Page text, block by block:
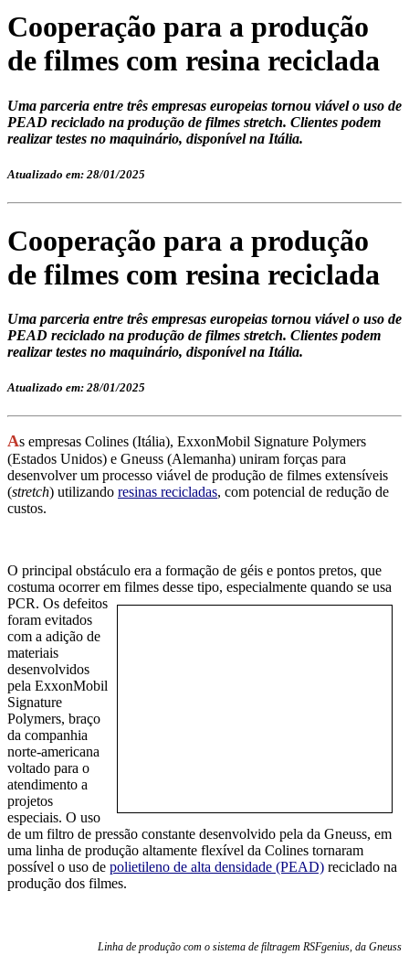
Cooperação para a produção
de filmes com resina reciclada
Uma parceria entre três empresas europeias tornou viável o uso de
PEAD reciclado na produção de filmes stretch. Clientes podem
realizar testes no maquinário, disponível na Itália.
Atualizado em: 28/01/2025
Cooperação para a produção
de filmes com resina reciclada
Uma parceria entre três empresas europeias tornou viável o uso de
PEAD reciclado na produção de filmes stretch. Clientes podem
realizar testes no maquinário, disponível na Itália.
Atualizado em: 28/01/2025
As empresas Colines (Itália), ExxonMobil Signature Polymers
(Estados Unidos) e Gneuss (Alemanha) uniram forças para
desenvolver um processo viável de produção de filmes extensíveis
(stretch) utilizando resinas recicladas, com potencial de redução de
custos.
O principal obstáculo era a formação de géis e pontos pretos, que
costuma ocorrer em filmes desse tipo, especialmente quando se usa
PCR. Os defeitos
foram evitados
com a adição de
materiais
desenvolvidos
pela ExxonMobil
Signature
Polymers, braço
da companhia
norte-americana
voltado para o
atendimento a
projetos
especiais. O uso
de um filtro de pressão constante desenvolvido pela da Gneuss, em
uma linha de produção altamente flexível da Colines tornaram
possível o uso de polietileno de alta densidade (PEAD) reciclado na
produção dos filmes.
Linha de produção com o sistema de filtragem RSFgenius, da Gneuss